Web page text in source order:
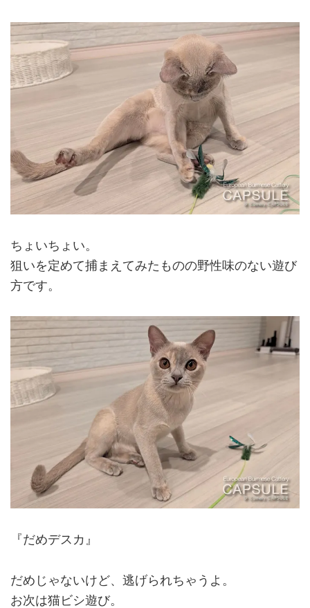
ちょいちょい。
狙いを定めて捕まえてみたものの野性味のない遊び
方です。
『だめデスカ』
だめじゃないけど、逃げられちゃうよ。
お次は猫ビシ遊び。